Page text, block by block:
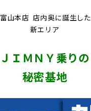
富山本店 店内奥に誕生した
新エリア
ＪＩＭＮＹ乗りの
秘密基地